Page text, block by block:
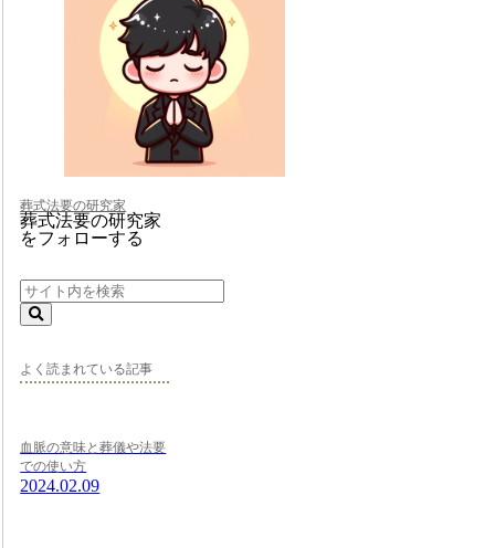
葬式法要の研究家
葬式法要の研究家
をフォローする
よく読まれている記事
血脈の意味と葬儀や法要
での使い方
2024.02.09